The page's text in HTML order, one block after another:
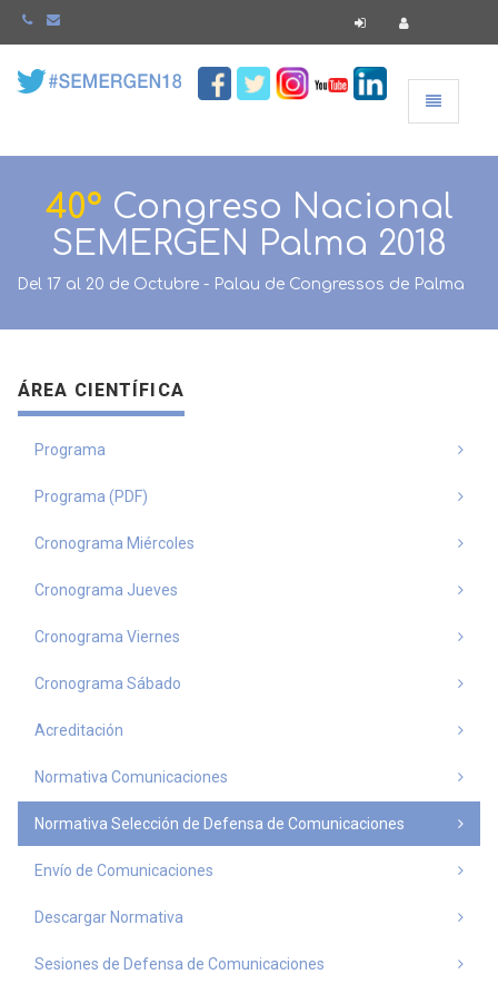
40º Congreso Nacional
SEMERGEN Palma 2018
Del 17 al 20 de Octubre - Palau de Congressos de Palma
ÁREA CIENTÍFICA
Programa
Programa (PDF)
Cronograma Miércoles
Cronograma Jueves
Cronograma Viernes
Cronograma Sábado
Acreditación
Normativa Comunicaciones
Normativa Selección de Defensa de Comunicaciones
Envío de Comunicaciones
Descargar Normativa
Sesiones de Defensa de Comunicaciones